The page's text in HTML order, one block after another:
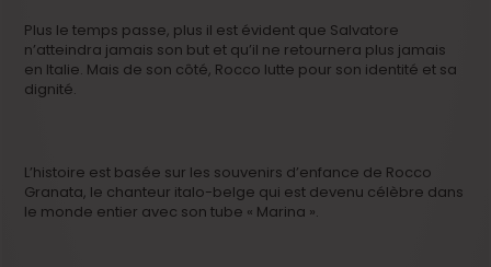
Plus le temps passe, plus il est évident que Salvatore
n’atteindra jamais son but et qu’il ne retournera plus jamais
en Italie. Mais de son côté, Rocco lutte pour son identité et sa
dignité.
L’histoire est basée sur les souvenirs d’enfance de Rocco
Granata, le chanteur italo-belge qui est devenu célèbre dans
le monde entier avec son tube « Marina ».